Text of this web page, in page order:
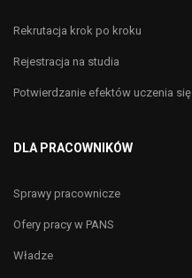
Rekrutacja krok po kroku
Rejestracja na studia
Potwierdzanie efektów uczenia się
DLA PRACOWNIKÓW
Sprawy pracownicze
Ofery pracy w PANS
Władze